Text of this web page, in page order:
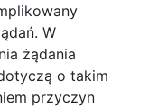
W
żądania
o takim
przyczyn